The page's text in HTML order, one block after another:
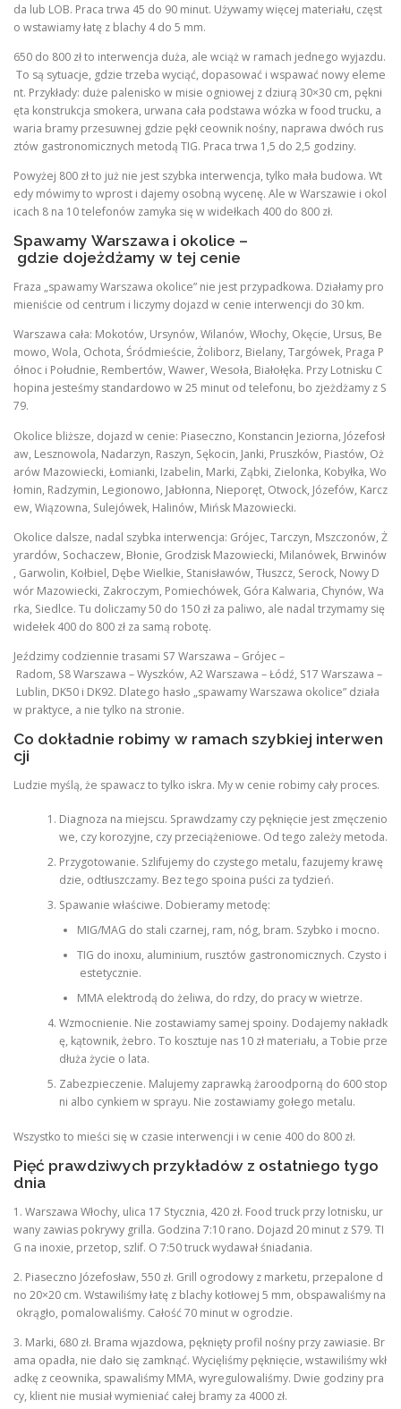
da lub LOB. Praca trwa 45 do 90 minut. Używamy więcej materiału, częst
o wstawiamy łatę z blachy 4 do 5 mm.
650 do 800 zł to interwencja duża, ale wciąż w ramach jednego wyjazdu.
To są sytuacje, gdzie trzeba wyciąć, dopasować i wspawać nowy eleme
nt. Przykłady: duże palenisko w misie ogniowej z dziurą 30×30 cm, pękni
ęta konstrukcja smokera, urwana cała podstawa wózka w food trucku, a
waria bramy przesuwnej gdzie pękł ceownik nośny, naprawa dwóch rus
ztów gastronomicznych metodą TIG. Praca trwa 1,5 do 2,5 godziny.
Powyżej 800 zł to już nie jest szybka interwencja, tylko mała budowa. Wt
edy mówimy to wprost i dajemy osobną wycenę. Ale w Warszawie i okol
icach 8 na 10 telefonów zamyka się w widełkach 400 do 800 zł.
Spawamy Warszawa i okolice –
gdzie dojeżdżamy w tej cenie
Fraza „spawamy Warszawa okolice” nie jest przypadkowa. Działamy pro
mieniście od centrum i liczymy dojazd w cenie interwencji do 30 km.
Warszawa cała: Mokotów, Ursynów, Wilanów, Włochy, Okęcie, Ursus, Be
mowo, Wola, Ochota, Śródmieście, Żoliborz, Bielany, Targówek, Praga P
ółnoc i Południe, Rembertów, Wawer, Wesoła, Białołęka. Przy Lotnisku C
hopina jesteśmy standardowo w 25 minut od telefonu, bo zjeżdżamy z S
79.
Okolice bliższe, dojazd w cenie: Piaseczno, Konstancin Jeziorna, Józefosł
aw, Lesznowola, Nadarzyn, Raszyn, Sękocin, Janki, Pruszków, Piastów, Oż
arów Mazowiecki, Łomianki, Izabelin, Marki, Ząbki, Zielonka, Kobyłka, Wo
łomin, Radzymin, Legionowo, Jabłonna, Nieporęt, Otwock, Józefów, Karcz
ew, Wiązowna, Sulejówek, Halinów, Mińsk Mazowiecki.
Okolice dalsze, nadal szybka interwencja: Grójec, Tarczyn, Mszczonów, Ż
yrardów, Sochaczew, Błonie, Grodzisk Mazowiecki, Milanówek, Brwinów
, Garwolin, Kołbiel, Dębe Wielkie, Stanisławów, Tłuszcz, Serock, Nowy D
wór Mazowiecki, Zakroczym, Pomiechówek, Góra Kalwaria, Chynów, Wa
rka, Siedlce. Tu doliczamy 50 do 150 zł za paliwo, ale nadal trzymamy się
widełek 400 do 800 zł za samą robotę.
Jeździmy codziennie trasami S7 Warszawa – Grójec –
Radom, S8 Warszawa – Wyszków, A2 Warszawa – Łódź, S17 Warszawa –
Lublin, DK50 i DK92. Dlatego hasło „spawamy Warszawa okolice” działa
w praktyce, a nie tylko na stronie.
Co dokładnie robimy w ramach szybkiej interwen
cji
Ludzie myślą, że spawacz to tylko iskra. My w cenie robimy cały proces.
Diagnoza na miejscu. Sprawdzamy czy pęknięcie jest zmęczenio
we, czy korozyjne, czy przeciążeniowe. Od tego zależy metoda.
Przygotowanie. Szlifujemy do czystego metalu, fazujemy krawę
dzie, odtłuszczamy. Bez tego spoina puści za tydzień.
Spawanie właściwe. Dobieramy metodę:
MIG/MAG do stali czarnej, ram, nóg, bram. Szybko i mocno.
TIG do inoxu, aluminium, rusztów gastronomicznych. Czysto i
estetycznie.
MMA elektrodą do żeliwa, do rdzy, do pracy w wietrze.
Wzmocnienie. Nie zostawiamy samej spoiny. Dodajemy nakładk
ę, kątownik, żebro. To kosztuje nas 10 zł materiału, a Tobie prze
dłuża życie o lata.
Zabezpieczenie. Malujemy zaprawką żaroodporną do 600 stop
ni albo cynkiem w sprayu. Nie zostawiamy gołego metalu.
Wszystko to mieści się w czasie interwencji i w cenie 400 do 800 zł.
Pięć prawdziwych przykładów z ostatniego tygo
dnia
1. Warszawa Włochy, ulica 17 Stycznia, 420 zł. Food truck przy lotnisku, ur
wany zawias pokrywy grilla. Godzina 7:10 rano. Dojazd 20 minut z S79. TI
G na inoxie, przetop, szlif. O 7:50 truck wydawał śniadania.
2. Piaseczno Józefosław, 550 zł. Grill ogrodowy z marketu, przepalone d
no 20×20 cm. Wstawiliśmy łatę z blachy kotłowej 5 mm, obspawaliśmy na
okrągło, pomalowaliśmy. Całość 70 minut w ogrodzie.
3. Marki, 680 zł. Brama wjazdowa, pęknięty profil nośny przy zawiasie. Br
ama opadła, nie dało się zamknąć. Wycięliśmy pęknięcie, wstawiliśmy wkł
adkę z ceownika, spawaliśmy MMA, wyregulowaliśmy. Dwie godziny pra
cy, klient nie musiał wymieniać całej bramy za 4000 zł.